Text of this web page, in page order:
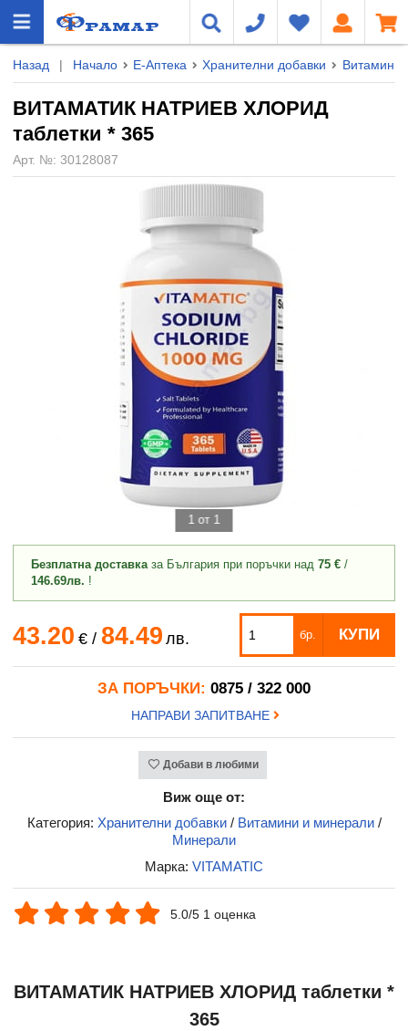
Назад | Начало Е-Аптека Хранителни добавки Витамини
ВИТАМАТИК НАТРИЕВ ХЛОРИД
таблетки * 365
Арт. №: 30128087
1 от 1
Безплатна доставказа България при поръчки над 75 € /
146.69лв. !
43.20 €/ 84.49 лв. бр. КУПИ
ЗА ПОРЪЧКИ: 0875 / 322 000
НАПРАВИ ЗАПИТВАНЕ
Добави в любими
Виж още от:
Категория: Хранителни добавки/ Витамини и минерали/
Минерали
Марка: VITAMATIC
5.0/5 1 оценка
ВИТАМАТИК НАТРИЕВ ХЛОРИД таблетки *
365